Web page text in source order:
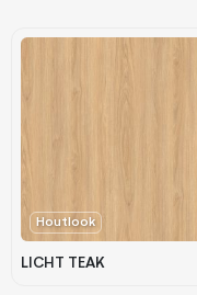
Houtlook
LICHT TEAK